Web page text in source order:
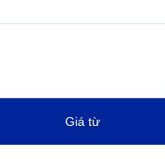
Giá từ